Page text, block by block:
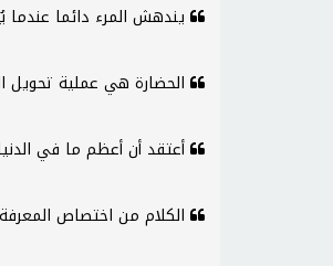
يندهش المرء دائما عندما
الحضارة هي عملية تحويل
أعتقد أن أعظم ما في
الكلام من اختصاص